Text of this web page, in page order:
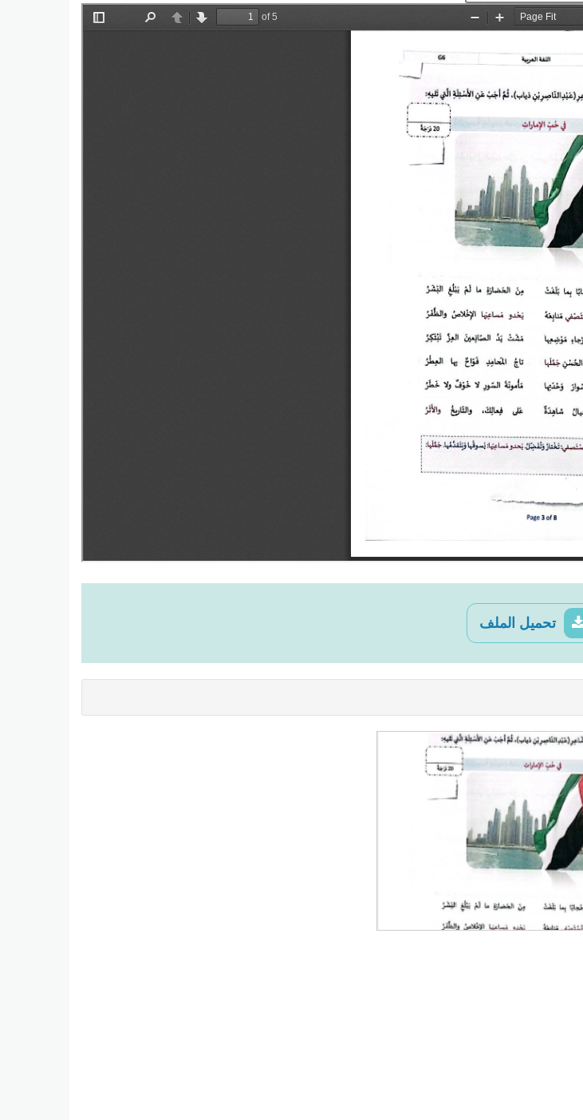
تحميل الملف